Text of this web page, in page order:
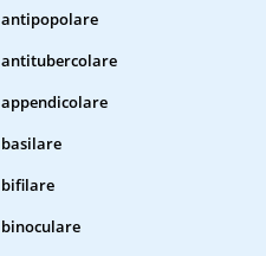
antipopolare
antitubercolare
appendicolare
basilare
bifilare
binoculare